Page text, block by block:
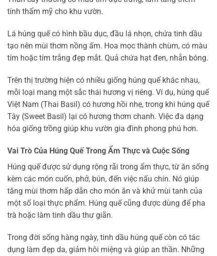
tính thẩm mỹ cho khu vườn.
Lá húng quế có hình bầu dục, đầu lá nhọn, chứa tinh dầu
tạo nên mùi thơm nồng ấm. Hoa mọc thành chùm, có màu
tím hoặc tím trắng đẹp mắt. Quả chứa hạt đen, nhẵn bóng.
Trên thị trường hiện có nhiều giống húng quế khác nhau,
mỗi loại mang một sắc thái hương vị riêng. Ví dụ, húng quế
Việt Nam (Thai Basil) có hương hồi nhẹ, trong khi húng quế
Tây (Sweet Basil) lại có hương thơm chanh. Việc đa dạng
hóa giống trồng giúp khu vườn gia đình phong phú hơn.
Vai Trò Của Húng Quế Trong Ẩm Thực và Cuộc Sống
Húng quế được sử dụng rộng rãi trong ẩm thực, từ ăn sống
kèm các món cuốn, phở, bún, đến việc nấu chín. Nó giúp
tăng mùi thơm hấp dẫn cho món ăn và khử mùi tanh của
một số loại thực phẩm. Húng quế cũng được dùng để pha
trà hoặc làm tinh dầu thư giãn.
Trong đời sống hàng ngày, tinh dầu húng quế còn có tác
dụng làm đẹp da, giảm hôi miệng và giúp an thần. Những